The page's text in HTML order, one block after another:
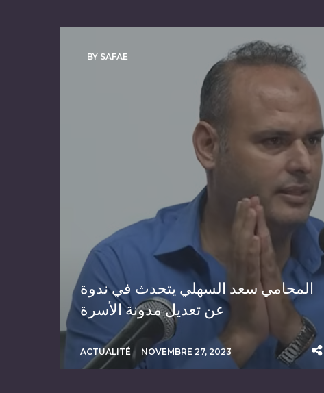
BY SAFAE
المحامي سعد السهلي يتحدث في ندوة
عن تعديل مدونة الأسرة
ACTUALITÉ NOVEMBRE 27, 2023